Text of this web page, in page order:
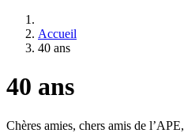
Accueil
40 ans
40 ans
Chères amies, chers amis de l’APE,